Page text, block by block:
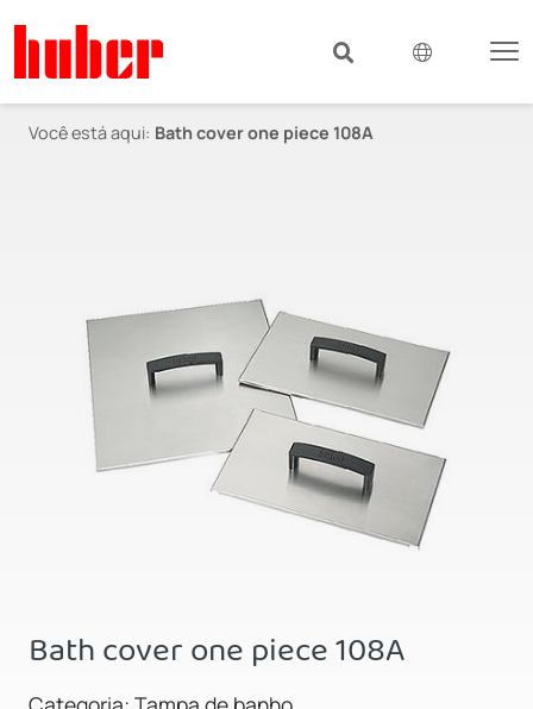
Você está aqui: Bath cover one piece 108A
Bath cover one piece 108A